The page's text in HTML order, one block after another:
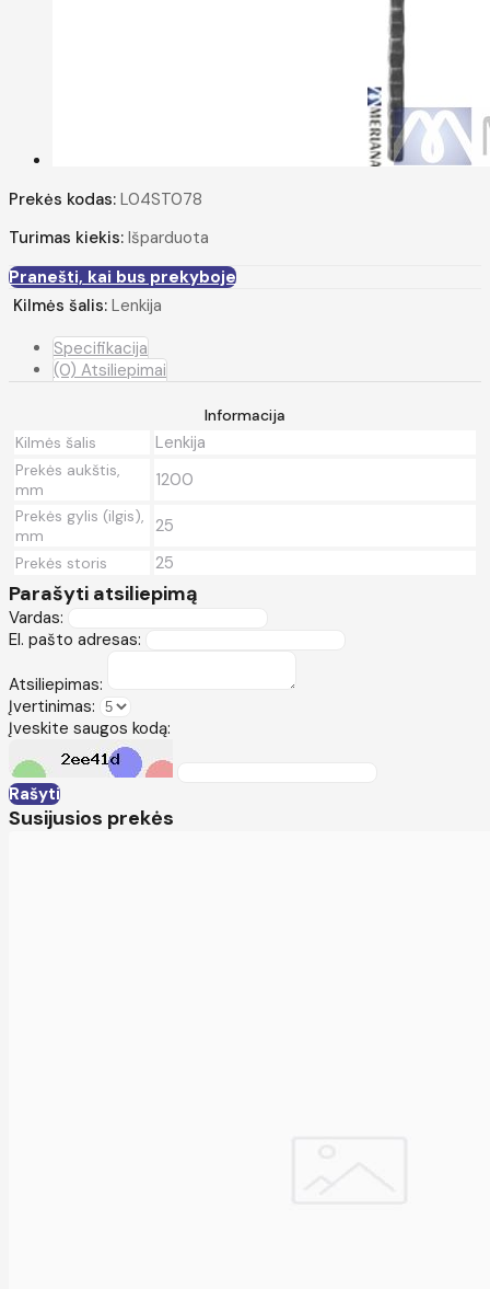
Prekės kodas: L04ST078
Turimas kiekis: Išparduota
Pranešti, kai bus prekyboje
Kilmės šalis: Lenkija
Specifikacija
(0) Atsiliepimai
Informacija
Kilmės šalis
Lenkija
Prekės aukštis,
mm
1200
Prekės gylis (ilgis),
mm
25
Prekės storis 25
Parašyti atsiliepimą
Vardas:
El. pašto adresas:
Atsiliepimas:
Įvertinimas:
Įveskite saugos kodą:
Rašyti
Susijusios prekės